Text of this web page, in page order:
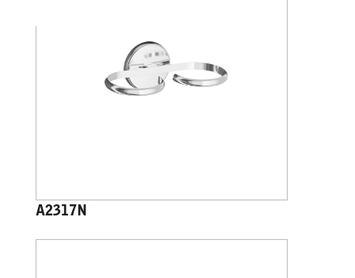
A2317N